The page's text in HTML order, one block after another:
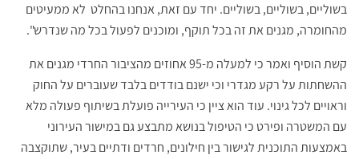
בשוליים, בשוליים, בשוליים. יחד עם זאת, אנחנו בהחלט לא ממעיטים
מהחומרה, מגנים את זה בכל תוקף, ומוכנים לפעול בכל מה שנדרש".
קשת הוסיף ואמר כי למעלה מ-95 אחוזים מהציבור החרדי מגנים את
ההשחתות על רקע מגדרי וכי ישנם בודדים בלבד שעוברים על החוק
וראויים לכל גינוי. עוד הוא ציין כי העירייה פועלת בשיתוף פעולה מלא
עם המשטרה ופירט כי הטיפול בנושא מתבצע גם במישור העירוני
באמצעות התוכנית לגישור בין חילונים, חרדים ודתיים בעיר, שתוקצבה